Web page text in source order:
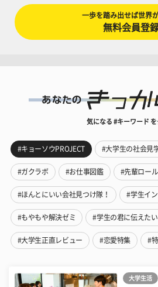
一歩を踏み出せば世界
無料会員登
気になる #キーワード
#キョーソウPROJECT #大学生の社会見
#ガクラボ #お仕事図鑑 #先輩ロー
#ほんとにいい会社見つけ隊！ #学生イ
#もやもや解決ゼミ #学生の君に伝えた
#大学生正直レビュー #恋愛特集 #
大学生活